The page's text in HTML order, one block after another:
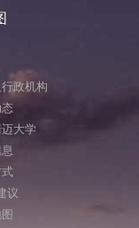
政机构
大学
议